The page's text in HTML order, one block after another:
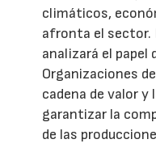
climáticos,
afronta el sector.
analizará el papel
Organizaciones
cadena de valor y
garantizar la
de las